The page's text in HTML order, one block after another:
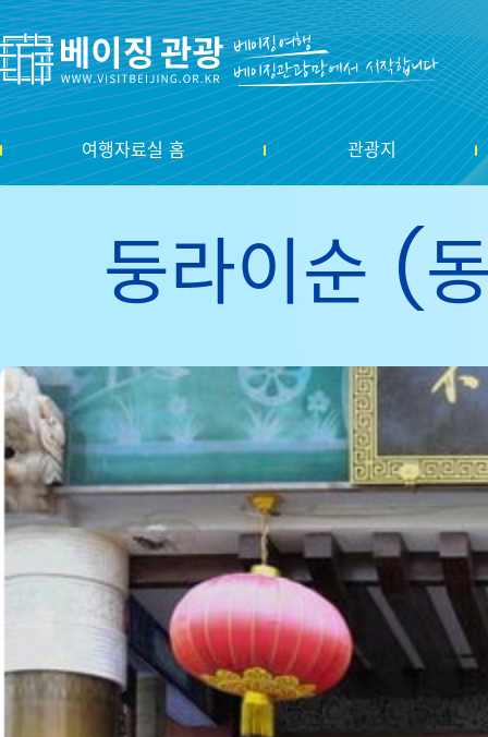
여행자료실 홈 관광지
둥라이순 (